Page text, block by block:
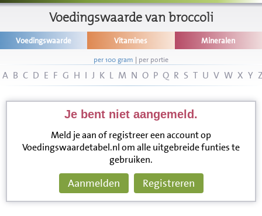
Informatie
Disclaimer
Voedingswaarde van broccoli
Voedingswaarde Vitamines Mineralen
per 100 gram | per portie
A B C D E F G H I J K L M N O P Q R S T U V W X Y
Je bent niet aangemeld.
Meld je aan of registreer een account op
Voedingswaardetabel.nl om alle uitgebreide funties te
gebruiken.
Aanmelden Registreren